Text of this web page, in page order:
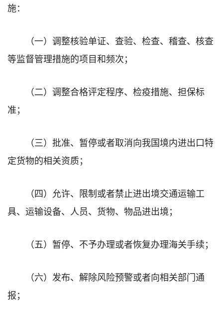
施：
（一）调整核验单证、查验、检查、稽查、核查
等监督管理措施的项目和频次；
（二）调整合格评定程序、检疫措施、担保标
准；
（三）批准、暂停或者取消向我国境内进出口特
定货物的相关资质；
（四）允许、限制或者禁止进出境交通运输工
具、运输设备、人员、货物、物品进出境；
（五）暂停、不予办理或者恢复办理海关手续；
（六）发布、解除风险预警或者向相关部门通
报；